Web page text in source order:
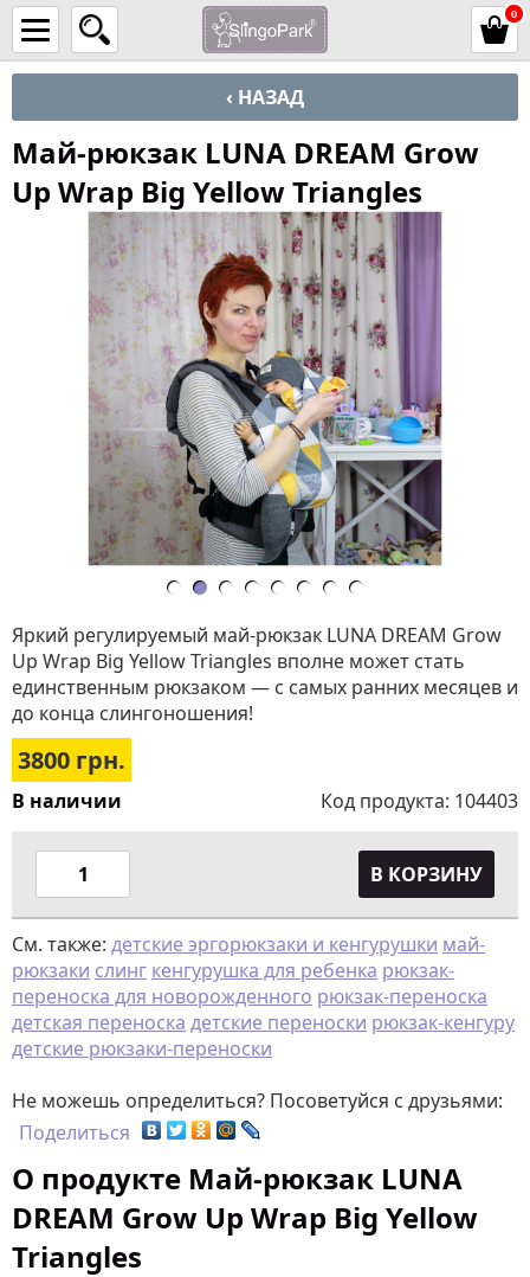
0
‹ НАЗАД
Май-рюкзак LUNA DREAM Grow
Up Wrap Big Yellow Triangles
Яркий регулируемый май-рюкзак LUNA DREAM Grow
Up Wrap Big Yellow Triangles вполне может стать
единственным рюкзаком — с самых ранних месяцев и
до конца слингоношения!
3800 грн.
В наличии Код продукта: 104403
В КОРЗИНУ
См. также: детские эргорюкзаки и кенгурушки май-
рюкзаки слинг кенгурушка для ребенка рюкзак-
переноска для новорожденного рюкзак-переноска
детская переноска детские переноски рюкзак-кенгуру
детские рюкзаки-переноски
Не можешь определиться? Посоветуйся с друзьями:
Поделиться
О продукте Май-рюкзак LUNA
DREAM Grow Up Wrap Big Yellow
Triangles